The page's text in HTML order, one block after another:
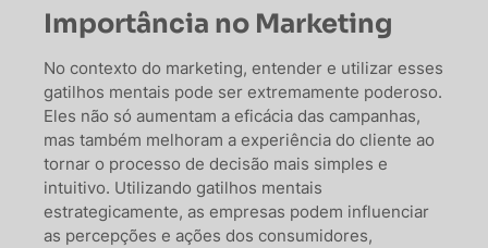
Importância no Marketing
No contexto do marketing, entender e utilizar esses
gatilhos mentais pode ser extremamente poderoso.
Eles não só aumentam a eficácia das campanhas,
mas também melhoram a experiência do cliente ao
tornar o processo de decisão mais simples e
intuitivo. Utilizando gatilhos mentais
estrategicamente, as empresas podem influenciar
as percepções e ações dos consumidores,